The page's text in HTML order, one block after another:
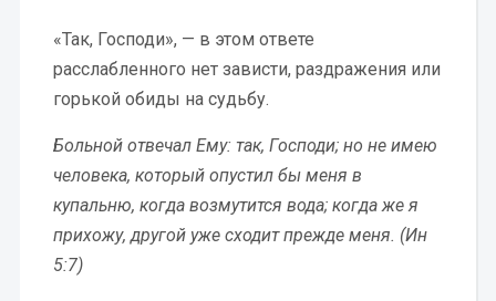
«Так, Господи», — в этом ответе
расслабленного нет зависти, раздражения или
горькой обиды на судьбу.
Больной отвечал Ему: так, Господи; но не имею
человека, который опустил бы меня в
купальню, когда возмутится вода; когда же я
прихожу, другой уже сходит прежде меня. (Ин
5:7)